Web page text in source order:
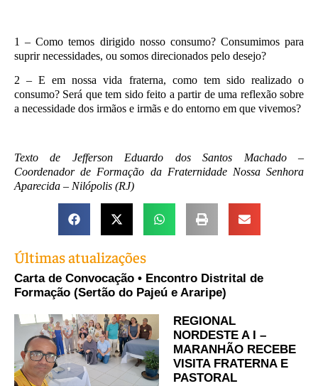
1 – Como temos dirigido nosso consumo? Consumimos para
suprir necessidades, ou somos direcionados pelo desejo?
2 – E em nossa vida fraterna, como tem sido realizado o
consumo? Será que tem sido feito a partir de uma reflexão sobre
a necessidade dos irmãos e irmãs e do entorno em que vivemos?
Texto de Jefferson Eduardo dos Santos Machado –
Coordenador de Formação da Fraternidade Nossa Senhora
Aparecida – Nilópolis (RJ)
Últimas atualizações
Carta de Convocação • Encontro Distrital de
Formação (Sertão do Pajeú e Araripe)
REGIONAL
NORDESTE A I –
MARANHÃO RECEBE
VISITA FRATERNA E
PASTORAL